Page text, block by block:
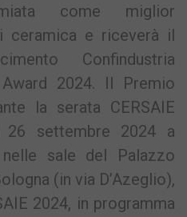
come miglior
ceramica e riceverà il
Confindustria
2024. Il Premio
la serata CERSAIE
settembre 2024 a
sale del Palazzo
(in via D’Azeglio),
2024, in programma